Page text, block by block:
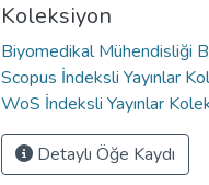
Koleksiyon
Biyomedikal Mühendisliği
Scopus İndeksli Yayınlar
WoS İndeksli Yayınlar
Detaylı Öğe Kaydı